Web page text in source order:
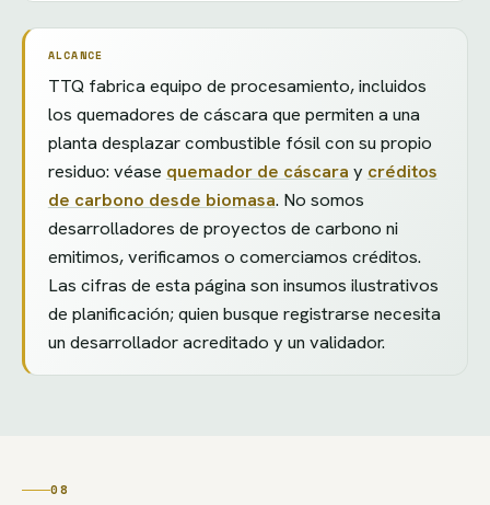
ALCANCE
TTQ fabrica equipo de procesamiento, incluidos
los quemadores de cáscara que permiten a una
planta desplazar combustible fósil con su propio
residuo: véase quemador de cáscara y créditos
de carbono desde biomasa. No somos
desarrolladores de proyectos de carbono ni
emitimos, verificamos o comerciamos créditos.
Las cifras de esta página son insumos ilustrativos
de planificación; quien busque registrarse necesita
un desarrollador acreditado y un validador.
08